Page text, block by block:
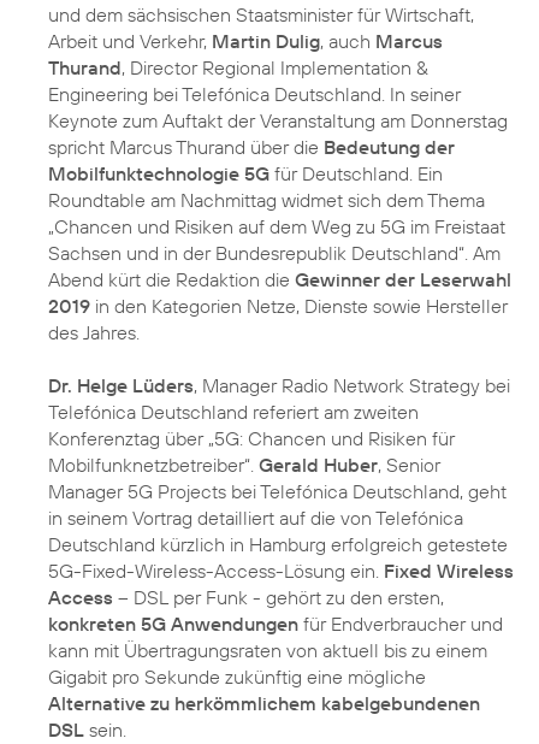
und dem sächsischen Staatsminister für Wirtschaft,
Arbeit und Verkehr, Martin Dulig, auch Marcus
Thurand, Director Regional Implementation &
Engineering bei Telefónica Deutschland. In seiner
Keynote zum Auftakt der Veranstaltung am Donnerstag
spricht Marcus Thurand über die Bedeutung der
Mobilfunktechnologie 5G für Deutschland. Ein
Roundtable am Nachmittag widmet sich dem Thema
„Chancen und Risiken auf dem Weg zu 5G im Freistaat
Sachsen und in der Bundesrepublik Deutschland“. Am
Abend kürt die Redaktion die Gewinner der Leserwahl
2019 in den Kategorien Netze, Dienste sowie Hersteller
des Jahres.
Dr. Helge Lüders, Manager Radio Network Strategy bei
Telefónica Deutschland referiert am zweiten
Konferenztag über „5G: Chancen und Risiken für
Mobilfunknetzbetreiber“. Gerald Huber, Senior
Manager 5G Projects bei Telefónica Deutschland, geht
in seinem Vortrag detailliert auf die von Telefónica
Deutschland kürzlich in Hamburg erfolgreich getestete
5G-Fixed-Wireless-Access-Lösung ein. Fixed Wireless
Access – DSL per Funk - gehört zu den ersten,
konkreten 5G Anwendungen für Endverbraucher und
kann mit Übertragungsraten von aktuell bis zu einem
Gigabit pro Sekunde zukünftig eine mögliche
Alternative zu herkömmlichem kabelgebundenen
DSL sein.